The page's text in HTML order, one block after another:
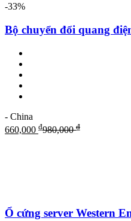
-33%
Bộ chuyển đổi quang
- China
660,000 ₫980,000₫
Ổ cứng server Western